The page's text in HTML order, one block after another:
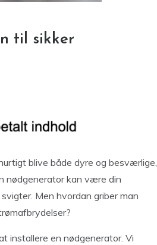
til sikker
blive både dyre og besværlige,
nødgenerator kan være din
Men hvordan griber man
installere en nødgenerator. Vi